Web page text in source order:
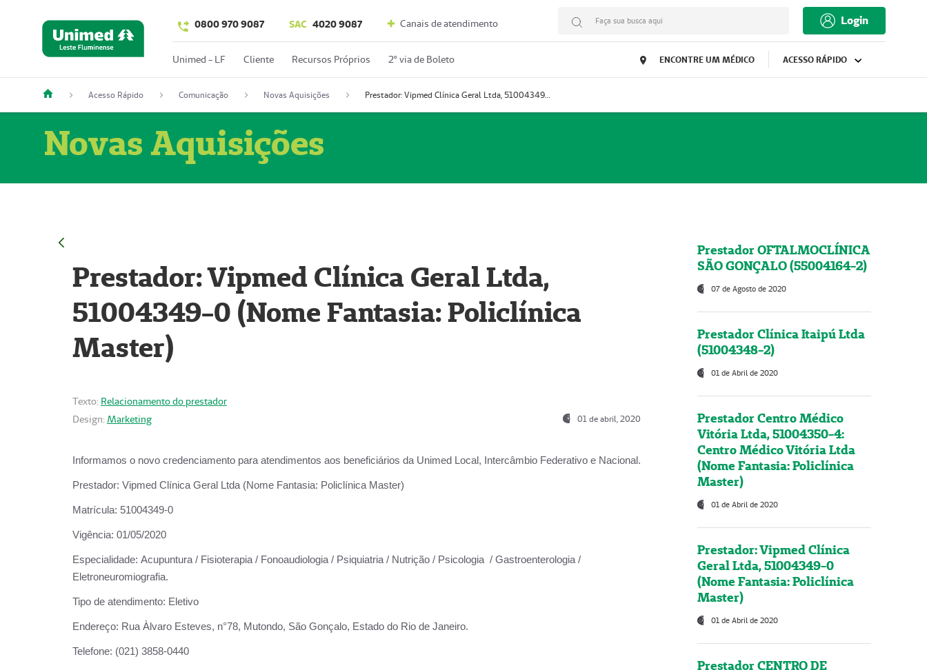
0800 970 9087 SAC 4020 9087 Canais de atendimento Faça sua busca aqui Login
Unimed - LF Cliente Recursos Próprios 2º via de Boleto ENCONTRE UM MÉDICO ACESSO RÁPIDO
Acesso Rápido Comunicação Novas Aquisições Prestador: Vipmed Clínica Geral Ltda, 51004349-0 (Nome Fantasia: Policlínica Master)
Novas Aquisições
Prestador: Vipmed Clínica Geral Ltda,
51004349-0 (Nome Fantasia: Policlínica
Master)
Texto: Relacionamento do prestador
Design: Marketing 01 de abril, 2020
Informamos o novo credenciamento para atendimentos aos beneficiários da Unimed Local, Intercâmbio Federativo e Nacional.
Prestador: Vipmed Clínica Geral Ltda (Nome Fantasia: Policlínica Master)
Matrícula: 51004349-0
Vigência: 01/05/2020
Especialidade: Acupuntura / Fisioterapia / Fonoaudiologia / Psiquiatria / Nutrição / Psicologia / Gastroenterologia /
Eletroneuromiografia.
Tipo de atendimento: Eletivo
Endereço: Rua Àlvaro Esteves, n°78, Mutondo, São Gonçalo, Estado do Rio de Janeiro.
Telefone: (021) 3858-0440
Prestador OFTALMOCLÍNICA
SÃO GONÇALO (55004164-2)
07 de Agosto de 2020
Prestador Clínica Itaipú Ltda
(51004348-2)
01 de Abril de 2020
Prestador Centro Médico
Vitória Ltda, 51004350-4:
Centro Médico Vitória Ltda
(Nome Fantasia: Policlínica
Master)
01 de Abril de 2020
Prestador: Vipmed Clínica
Geral Ltda, 51004349-0
(Nome Fantasia: Policlínica
Master)
01 de Abril de 2020
Prestador CENTRO DE